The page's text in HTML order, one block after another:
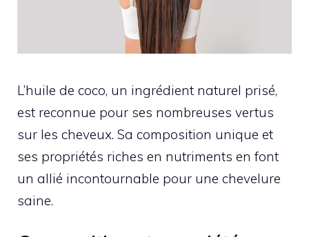
L’huile de coco, un ingrédient naturel prisé,
est reconnue pour ses nombreuses vertus
sur les cheveux. Sa composition unique et
ses propriétés riches en nutriments en font
un allié incontournable pour une chevelure
saine.